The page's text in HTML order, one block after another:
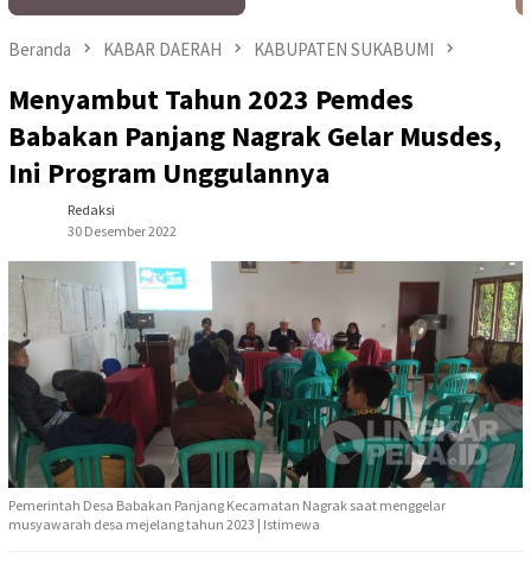
Beranda KABAR DAERAH KABUPATEN SUKABUMI
Menyambut Tahun 2023 Pemdes
Babakan Panjang Nagrak Gelar Musdes,
Ini Program Unggulannya
Redaksi
30 Desember 2022
Pemerintah Desa Babakan Panjang Kecamatan Nagrak saat menggelar
musyawarah desa mejelang tahun 2023 | Istimewa